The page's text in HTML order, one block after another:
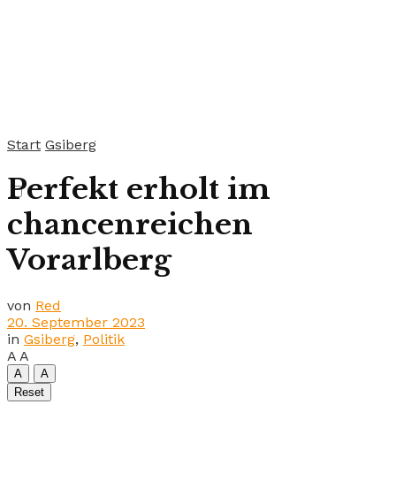
Start Gsiberg
Perfekt erholt im
chancenreichen
Vorarlberg
von Red
20. September 2023
in Gsiberg, Politik
A A
A
A
Reset